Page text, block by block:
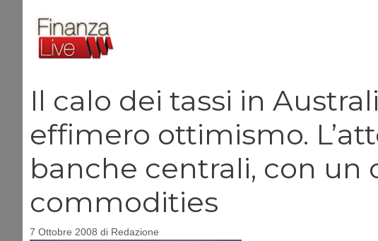
contenuto
Il calo dei tassi in
effimero ottimismo.
banche centrali, con un
commodities
7 Ottobre 2008 di Redazione